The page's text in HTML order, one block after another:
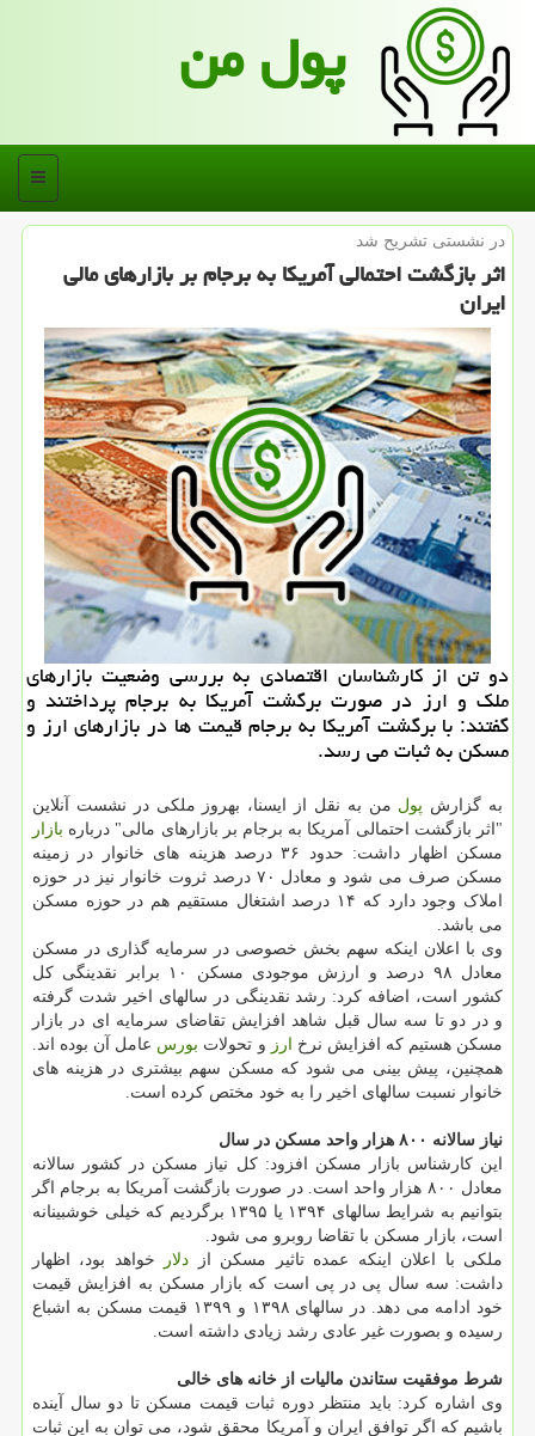
پول من
منو
در نشستی تشریح شد
اثر بازگشت احتمالی آمریكا به برجام بر بازارهای مالی
ایران
دو تن از کارشناسان اقتصادی به بررسی وضعیت بازارهای
ملک و ارز در صورت برگشت آمریکا به برجام پرداختند و
گفتند: با برگشت آمریکا به برجام قیمت ها در بازارهای ارز و
مسکن به ثبات می رسد.
به گزارش پول من به نقل از ایسنا، بهروز ملکی در نشست آنلاین
"اثر بازگشت احتمالی آمریکا به برجام بر بازارهای مالی" درباره بازار
مسکن اظهار داشت: حدود ۳۶ درصد هزینه های خانوار در زمینه
مسکن صرف می شود و معادل ۷۰ درصد ثروت خانوار نیز در حوزه
املاک وجود دارد که ۱۴ درصد اشتغال مستقیم هم در حوزه مسکن
می باشد.
وی با اعلان اینکه سهم بخش خصوصی در سرمایه گذاری در مسکن
معادل ۹۸ درصد و ارزش موجودی مسکن ۱۰ برابر نقدینگی کل
کشور است، اضافه کرد: رشد نقدینگی در سالهای اخیر شدت گرفته
و در دو تا سه سال قبل شاهد افزایش تقاضای سرمایه ای در بازار
مسکن هستیم که افزایش نرخ ارز و تحولات بورس عامل آن بوده اند.
همچنین، پیش بینی می شود که مسکن سهم بیشتری در هزینه های
خانوار نسبت سالهای اخیر را به خود مختص کرده است.
نیاز سالانه ۸۰۰ هزار واحد مسکن در سال
این کارشناس بازار مسکن افزود: کل نیاز مسکن در کشور سالانه
معادل ۸۰۰ هزار واحد است. در صورت بازگشت آمریکا به برجام اگر
بتوانیم به شرایط سالهای ۱۳۹۴ یا ۱۳۹۵ برگردیم که خیلی خوشبینانه
است، بازار مسکن با تقاضا روبرو می شود.
ملکی با اعلان اینکه عمده تاثیر مسکن از دلار
خواهد بود، اظهار
داشت: سه سال پی در پی است که بازار مسکن به افزایش قیمت
خود ادامه می دهد. در سالهای ۱۳۹۸ و ۱۳۹۹ قیمت مسکن به اشباع
رسیده و بصورت غیر عادی رشد زیادی داشته است.
شرط موفقیت ستاندن مالیات از خانه های خالی
وی اشاره کرد: باید منتظر دوره ثبات قیمت مسکن تا دو سال آینده
باشیم که اگر توافق ایران و آمریکا محقق شود، می توان به این ثبات